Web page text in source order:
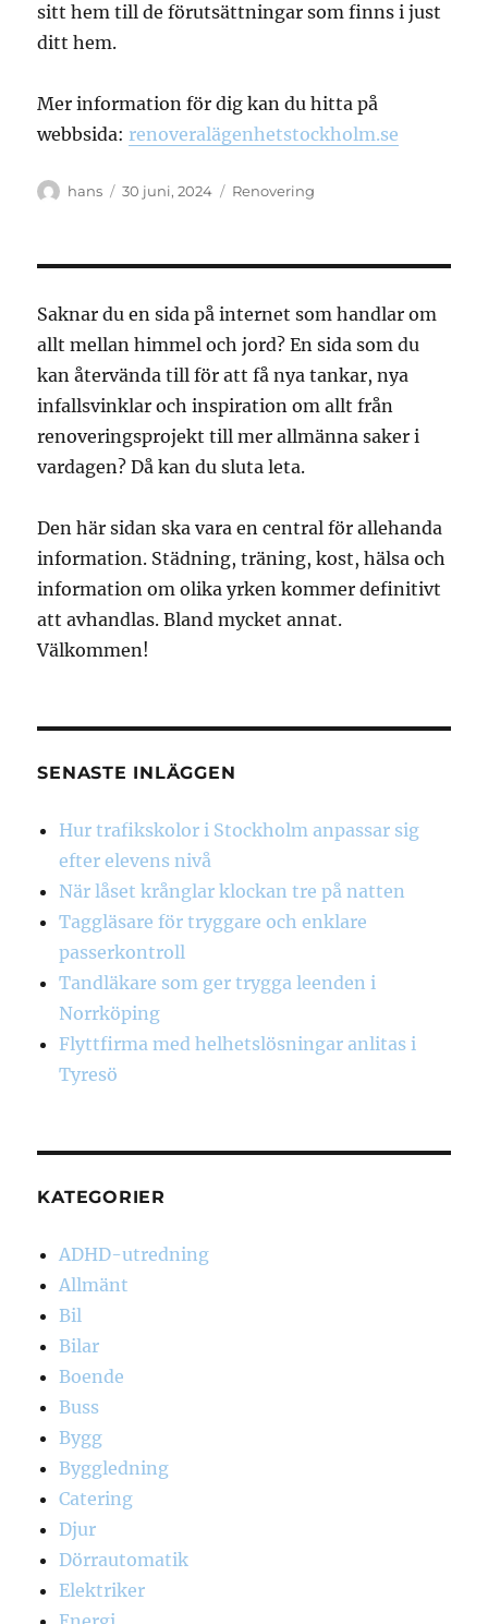
sitt hem till de förutsättningar som finns i just
ditt hem.
Mer information för dig kan du hitta på
webbsida: renoveralägenhetstockholm.se
Författare
hans
Publicerat
30 juni, 2024 Kategorier
Renovering
Saknar du en sida på internet som handlar om
allt mellan himmel och jord? En sida som du
kan återvända till för att få nya tankar, nya
infallsvinklar och inspiration om allt från
renoveringsprojekt till mer allmänna saker i
vardagen? Då kan du sluta leta.
Den här sidan ska vara en central för allehanda
information. Städning, träning, kost, hälsa och
information om olika yrken kommer definitivt
att avhandlas. Bland mycket annat.
Välkommen!
SENASTE INLÄGGEN
Hur trafikskolor i Stockholm anpassar sig
efter elevens nivå
När låset krånglar klockan tre på natten
Taggläsare för tryggare och enklare
passerkontroll
Tandläkare som ger trygga leenden i
Norrköping
Flyttfirma med helhetslösningar anlitas i
Tyresö
KATEGORIER
ADHD-utredning
Allmänt
Bil
Bilar
Boende
Buss
Bygg
Byggledning
Catering
Djur
Dörrautomatik
Elektriker